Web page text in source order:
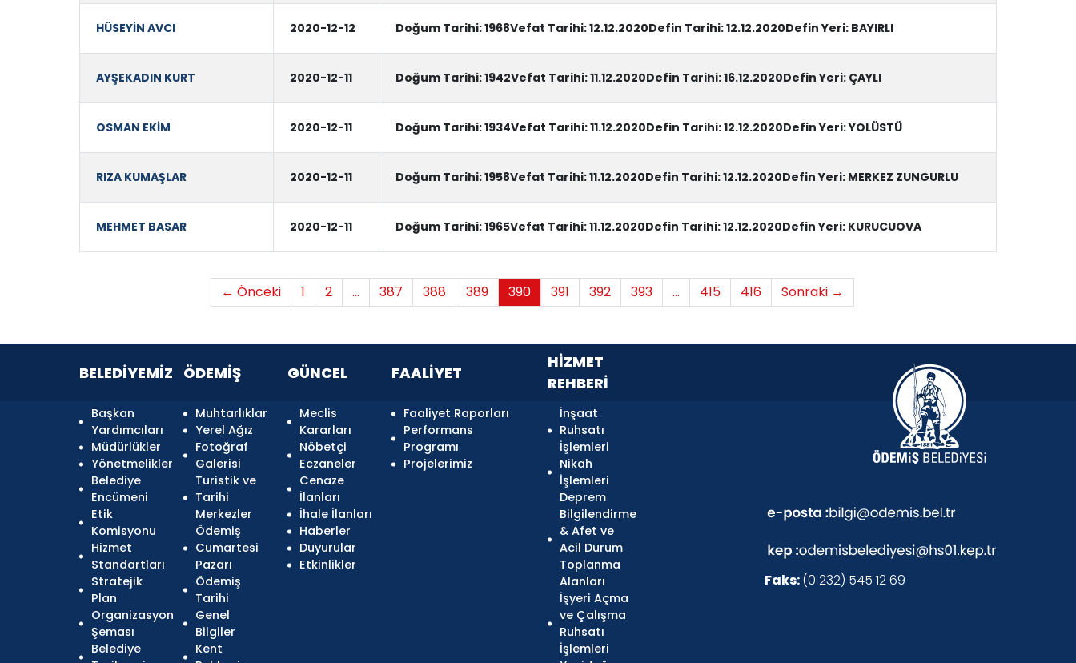
HÜSEYİN AVCI 2020-12-12 Doğum Tarihi: 1968Vefat Tarihi: 12.12.2020Defin Tarihi: 12.12.2020Defin Yeri: BAYIRLI
AYŞEKADIN KURT 2020-12-11 Doğum Tarihi: 1942Vefat Tarihi: 11.12.2020Defin Tarihi: 16.12.2020Defin Yeri: ÇAYLI
OSMAN EKİM 2020-12-11 Doğum Tarihi: 1934Vefat Tarihi: 11.12.2020Defin Tarihi: 12.12.2020Defin Yeri: YOLÜSTÜ
RIZA KUMAŞLAR 2020-12-11 Doğum Tarihi: 1958Vefat Tarihi: 11.12.2020Defin Tarihi: 12.12.2020Defin Yeri: MERKEZ ZUNGURLU
MEHMET BASAR 2020-12-11 Doğum Tarihi: 1965Vefat Tarihi: 11.12.2020Defin Tarihi: 12.12.2020Defin Yeri: KURUCUOVA
← Önceki 1 2 ... 387 388 389 390 391 392 393 ... 415 416 Sonraki →
BELEDİYEMİZ
Başkan
Yardımcıları
Müdürlükler
Yönetmelikler
Belediye
Encümeni
Etik
Komisyonu
Hizmet
Standartları
Stratejik
Plan
Organizasyon
Şeması
Belediye
ÖDEMİŞ
Muhtarlıklar
Yerel Ağız
Fotoğraf
Galerisi
Turistik ve
Tarihi
Merkezler
Ödemiş
Cumartesi
Pazarı
Ödemiş
Tarihi
Genel
Bilgiler
Kent
GÜNCEL
Meclis
Kararları
Nöbetçi
Eczaneler
Cenaze
İlanları
İhale İlanları
Haberler
Duyurular
Etkinlikler
FAALİYET
Faaliyet Raporları
Performans
Programı
Projelerimiz
HİZMET
REHBERİ
İnşaat
Ruhsatı
İşlemleri
Nikah
İşlemleri
Deprem
Bilgilendirme
& Afet ve
Acil Durum
Toplanma
Alanları
İşyeri Açma
ve Çalışma
Ruhsatı
İşlemleri
Faks:(0 232) 545 12 69